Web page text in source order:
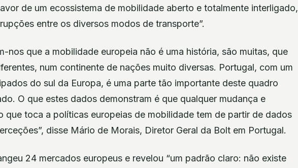
de um ecossistema de mobilidade aberto e totalmente interligado,
entre os diversos modos de transporte”.
nos que a mobilidade europeia não é uma história, são muitas, que
num continente de nações muito diversas. Portugal, com um
do sul da Europa, é uma parte tão importante deste quadro
O que estes dados demonstram é que qualquer mudança e
que toca a políticas europeias de mobilidade tem de partir de dados
disse Mário de Morais, Diretor Geral da Bolt em Portugal.
24 mercados europeus e revelou “um padrão claro: não existe